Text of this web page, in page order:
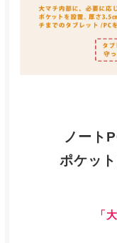
ノート
ポケッ
「